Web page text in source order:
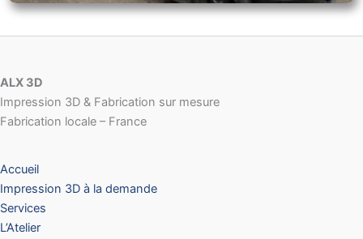
ALX 3D
Impression 3D & Fabrication sur mesure
Fabrication locale – France
Accueil
Impression 3D à la demande
Services
L’Atelier